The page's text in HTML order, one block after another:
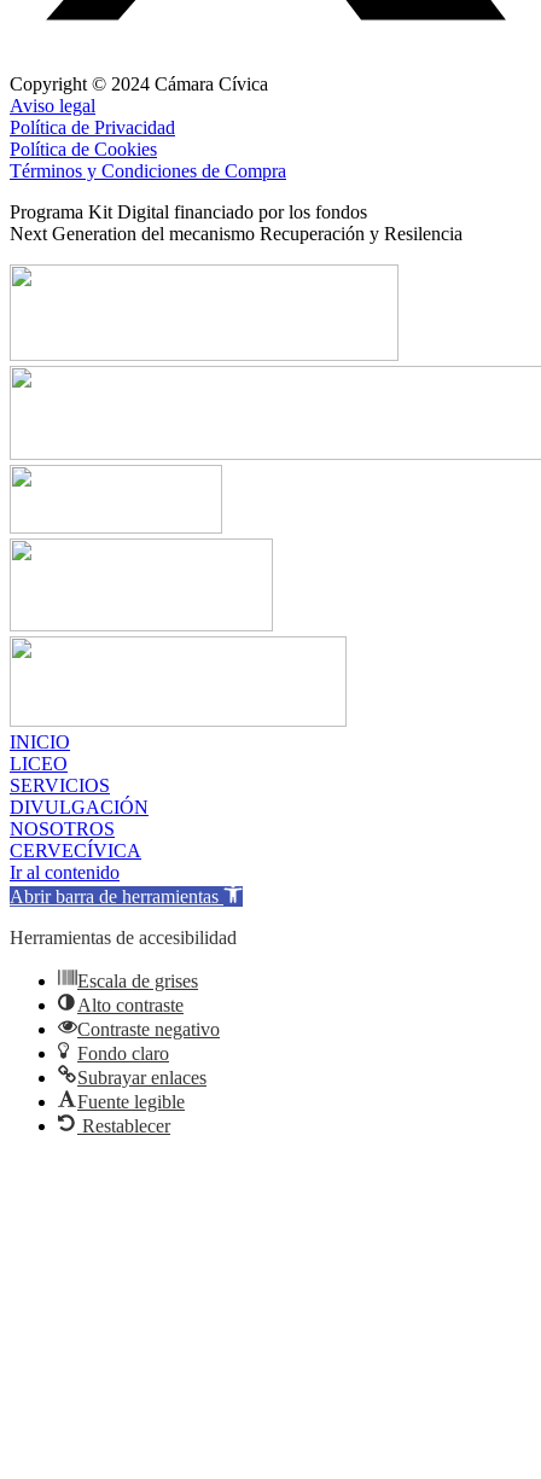
Copyright © 2024 Cámara Cívica
Aviso legal
Política de Privacidad
Política de Cookies
Términos y Condiciones de Compra
Programa Kit Digital financiado por los fondos
Next Generation del mecanismo Recuperación y Resilencia
INICIO
LICEO
SERVICIOS
DIVULGACIÓN
NOSOTROS
CERVECÍVICA
Ir al contenido
Abrir barra de herramientas
Herramientas de accesibilidad
Escala de grises
Alto contraste
Contraste negativo
Fondo claro
Subrayar enlaces
Fuente legible
Restablecer